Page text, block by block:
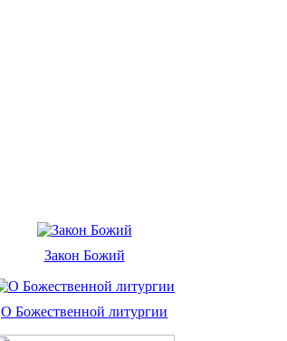
Закон Божий
О Божественной литургии